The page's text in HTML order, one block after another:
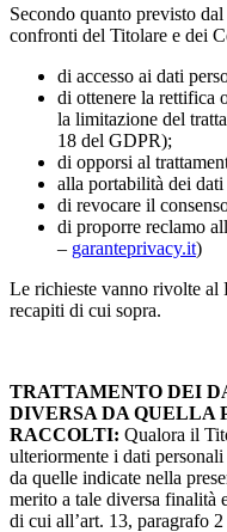
Secondo quanto previsto
confronti del Titolare e dei
di accesso ai dati
di ottenere la rettifica
la limitazione del
18 del GDPR);
di opporsi al
alla portabilità dei
di revocare il
di proporre reclamo
– garanteprivacy.it)
Le richieste vanno rivolte al
recapiti di cui sopra.
TRATTAMENTO DEI
DIVERSA DA QUELLA
RACCOLTI: Qualora il
ulteriormente i dati
da quelle indicate nella
merito a tale diversa finalità
di cui all’art. 13, paragrafo